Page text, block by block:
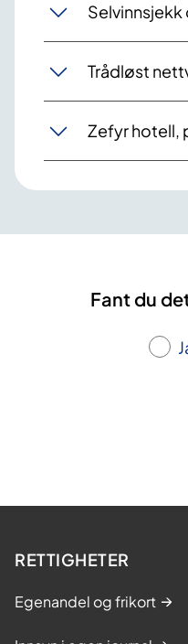
Trådløst
Zefyr hotell,
Fant du
RETTIGHETER
Egenandel og frikort